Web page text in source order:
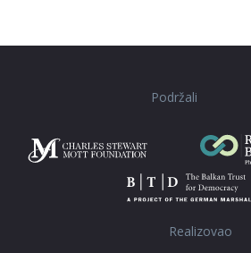
Podržali
Realizovao